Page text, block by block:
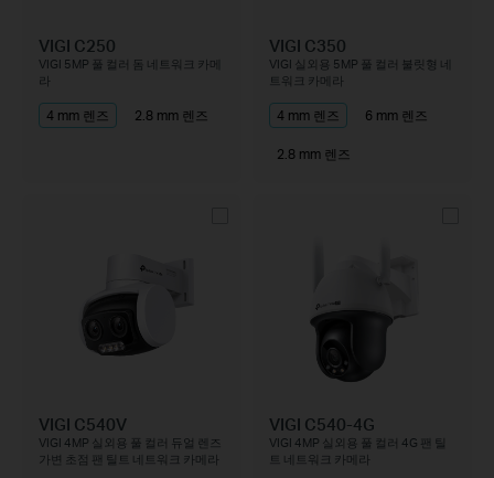
VIGI C250
VIGI 5MP 풀 컬러 돔 네트워크 카메
라
4 mm 렌즈 2.8 mm 렌즈
VIGI C350
VIGI 실외용 5MP 풀 컬러 불릿형 네
트워크 카메라
4 mm 렌즈 6 mm 렌즈
2.8 mm 렌즈
VIGI C540V
VIGI 4MP 실외용 풀 컬러 듀얼 렌즈
가변 초점 팬 틸트 네트워크 카메라
VIGI C540-4G
VIGI 4MP 실외용 풀 컬러 4G 팬 틸
트 네트워크 카메라